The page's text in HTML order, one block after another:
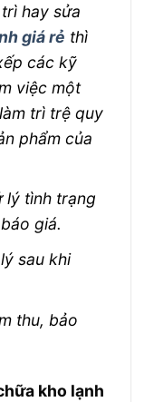
hay sửa
giá rẻ thì
các kỹ
việc một
trì trệ quy
phẩm của
lý tình trạng
giá.
sau khi
thu, bảo
kho lạnh